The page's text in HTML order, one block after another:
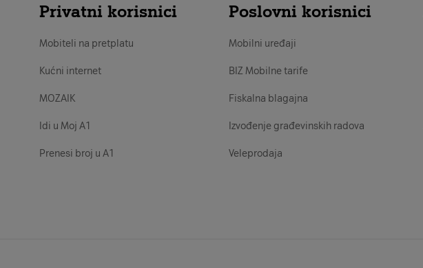
Privatni korisnici
Mobiteli na pretplatu
Kućni internet
MOZAIK
Idi u Moj A1
Prenesi broj u A1
Poslovni korisnici
Mobilni uređaji
BIZ Mobilne tarife
Fiskalna blagajna
Izvođenje građevinskih radova
Veleprodaja